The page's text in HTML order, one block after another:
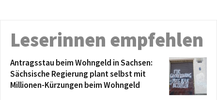
Leserinnen empfehlen
Antragsstau beim Wohngeld in Sachsen:
Sächsische Regierung plant selbst mit
Millionen-Kürzungen beim Wohngeld